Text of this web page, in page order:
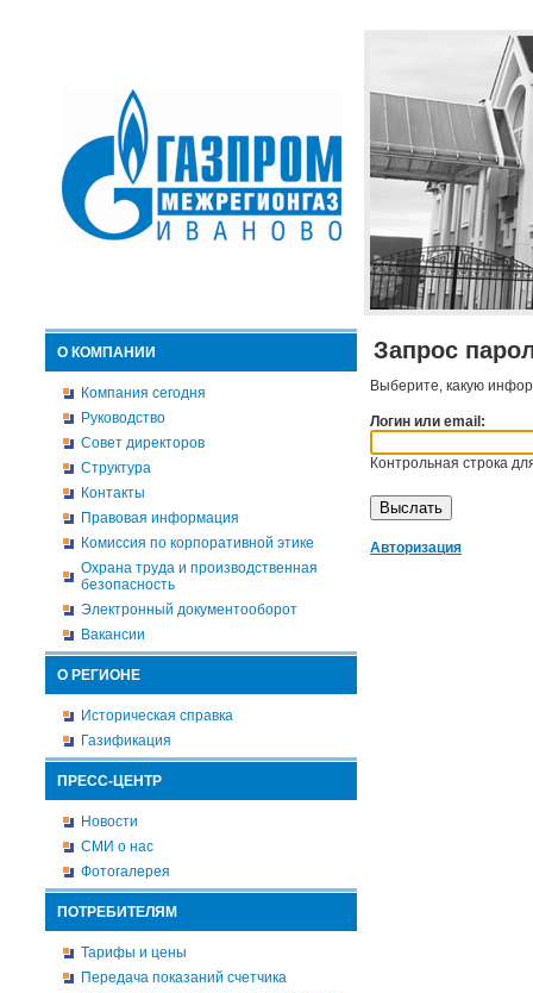
О КОМПАНИИ
Компания сегодня
Руководство
Совет директоров
Структура
Контакты
Правовая информация
Комиссия по корпоративной этике
Охрана труда и производственная
безопасность
Электронный документооборот
Вакансии
О РЕГИОНЕ
Историческая справка
Газификация
ПРЕСС-ЦЕНТР
Новости
СМИ о нас
Фотогалерея
ПОТРЕБИТЕЛЯМ
Тарифы и цены
Передача показаний счетчика
Запрос
Выберите, какую
Логин или email:
Контрольная строка
Авторизация